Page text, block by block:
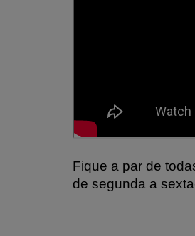
Fique a par de
de segunda a